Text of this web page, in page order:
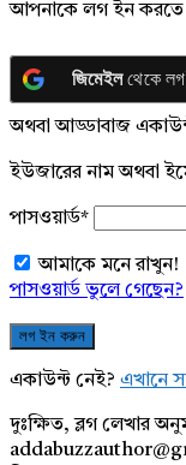
আপনাকে লগ ইন করতে
জিমেইলথেকে
অথবা আড্ডাবাজ
ইউজারের নাম অথবা
পাসওয়ার্ড*
আমাকে মনে রাখুন!
পাসওয়ার্ড ভুলে গেছেন?
একাউন্ট নেই? এখানে
দুঃক্ষিত, ব্লগ লেখার